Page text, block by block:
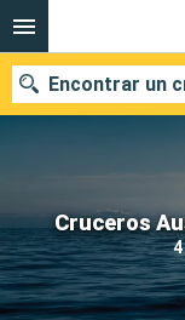
Cruceros
Encontrar un
Nuestros
Fecha de salida